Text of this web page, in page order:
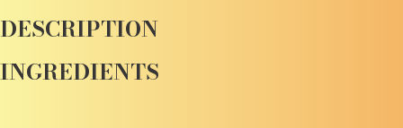
DESCRIPTION
INGREDIENTS